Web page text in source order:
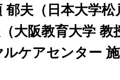
夫（日本大学松
大阪教育大学 教
ケアセンター